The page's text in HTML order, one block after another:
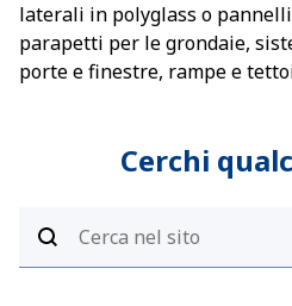
laterali in polyglass o
parapetti per le grondaie,
porte e finestre, rampe e
Cerchi